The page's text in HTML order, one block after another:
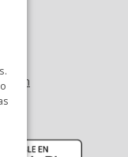
nueva ventana)
(se